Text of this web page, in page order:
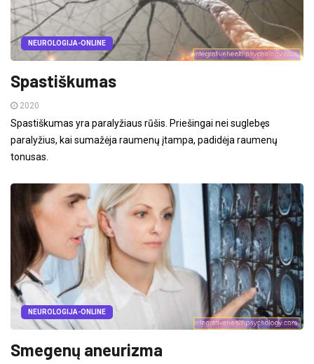
NEUROLOGIJA-ONLINE
Spastiškumas
2020
Spastiškumas yra paralyžiaus rūšis. Priešingai nei suglebęs
paralyžius, kai sumažėja raumenų įtampa, padidėja raumenų
tonusas.
NEUROLOGIJA-ONLINE
Smegenų aneurizma